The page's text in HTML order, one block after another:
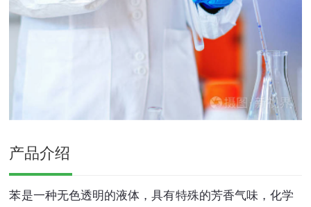
产品介绍
苯是一种无色透明的液体，具有特殊的芳香气味，化学